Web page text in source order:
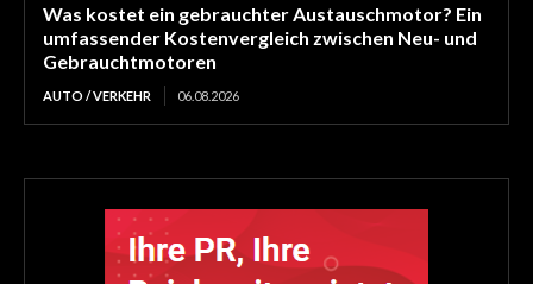
Was kostet ein gebrauchter Austauschmotor? Ein
umfassender Kostenvergleich zwischen Neu- und
Gebrauchtmotoren
AUTO / VERKEHR 06.08.2026